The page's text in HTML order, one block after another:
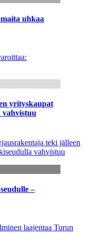
uhkaa
yrityskaupat
vahvistuu
teki jälleen
vahvistuu
–
laajentaa Turun